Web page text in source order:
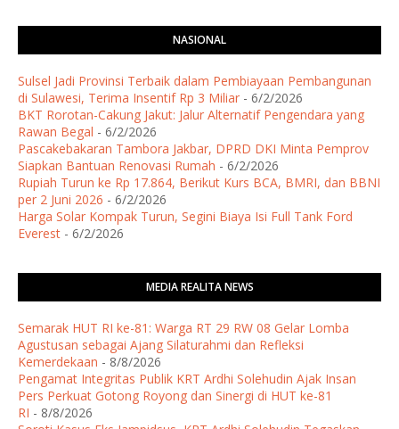
NASIONAL
Sulsel Jadi Provinsi Terbaik dalam Pembiayaan Pembangunan
di Sulawesi, Terima Insentif Rp 3 Miliar - 6/2/2026
BKT Rorotan-Cakung Jakut: Jalur Alternatif Pengendara yang
Rawan Begal - 6/2/2026
Pascakebakaran Tambora Jakbar, DPRD DKI Minta Pemprov
Siapkan Bantuan Renovasi Rumah - 6/2/2026
Rupiah Turun ke Rp 17.864, Berikut Kurs BCA, BMRI, dan BBNI
per 2 Juni 2026 - 6/2/2026
Harga Solar Kompak Turun, Segini Biaya Isi Full Tank Ford
Everest - 6/2/2026
MEDIA REALITA NEWS
Semarak HUT RI ke-81: Warga RT 29 RW 08 Gelar Lomba
Agustusan sebagai Ajang Silaturahmi dan Refleksi
Kemerdekaan - 8/8/2026
Pengamat Integritas Publik KRT Ardhi Solehudin Ajak Insan
Pers Perkuat Gotong Royong dan Sinergi di HUT ke-81
RI - 8/8/2026